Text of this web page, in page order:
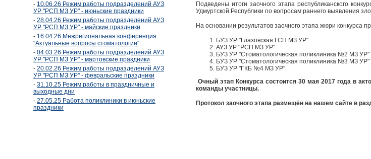
- 10.06.26 Режим работы подразделений АУЗ
УР "РСП МЗ УР" - июньские праздники
- 28.04.26 Режим работы подразделений АУЗ
УР "РСП МЗ УР" - майские праздники
- 16.04.26 Межрегиональная конференция
"Актуальные вопросы стоматологии"
- 04.03.26 Режим работы подразделений АУЗ
УР "РСП МЗ УР" - мартовские праздники
- 20.02.26 Режим работы подразделений АУЗ
УР "РСП МЗ УР" - февральские праздники
- 31.10.25 Режим работы в праздничные и
выходные дни
- 27.05.25 Работа поликлиники в июньские
праздники
Подведены итоги заочного этапа республиканского
Удмуртской Республики по вопросам раннего выявления
На основании результатов заочного этапа жюри конкурса
БУЗ УР "Глазовская ГСП МЗ УР"
АУЗ УР "РСП МЗ УР"
БУЗ УР "Стоматологическая поликлиника №2 МЗ УР"
БУЗ УР "Стоматологическая поликлиника №3 МЗ УР"
БУЗ УР "ГКБ №4 МЗ УР"
Очный этап Конкурса состоится 30 мая 2017 года в
команды участницы.
Протокол заочного этапа размещён на нашем сайте в